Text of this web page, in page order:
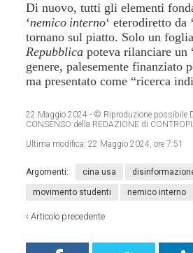
Di nuovo, tutti gli elementi
‘nemico interno‘ eterodiretto da ‘
tornano sul piatto. Solo un
Repubblica poteva rilanciare un
genere, palesemente finanziato
ma presentato come “ricerca
22 Maggio 2024 - © Riproduzione possibile
CONSENSO della REDAZIONE di
Ultima modifica:22 Maggio 2024, ore 7:51
Argomenti: cina usa
movimento studenti nemico interno
‹Articolo precedente